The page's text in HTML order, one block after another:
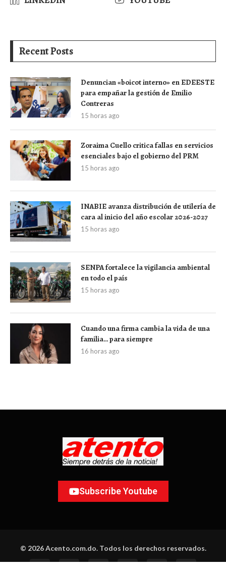
Recent Posts
Denuncian «boicot interno» en EDEESTE
para empañar la gestión de Emilio
Contreras
15 horas ago
Zoraima Cuello critica fallas en servicios
esenciales bajo el gobierno del PRM
15 horas ago
INABIE avanza distribución de utilería de
cara al inicio del año escolar 2026-2027
15 horas ago
SENPA fortalece la vigilancia ambiental
en todo el país
15 horas ago
Cuando una firma cambia la vida de una
familia… para siempre
16 horas ago
Subscribe Youtube
© 2026 Acento.com.do. Todos los derechos reservados.